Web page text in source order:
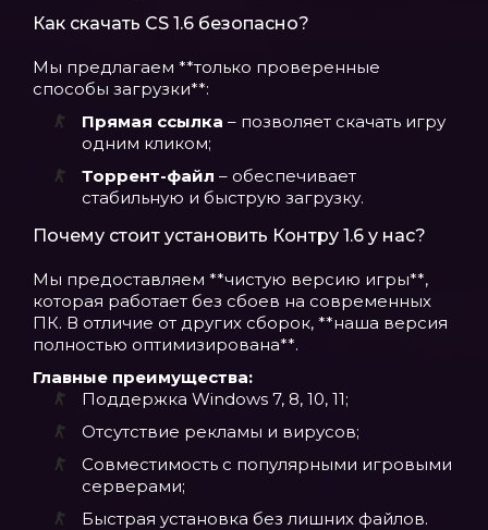
Как скачать CS 1.6 безопасно?
Мы предлагаем **только проверенные
способы загрузки**:
Прямая ссылка – позволяет скачать игру
одним кликом;
Торрент-файл – обеспечивает
стабильную и быструю загрузку.
Почему стоит установить Контру 1.6 у нас?
Мы предоставляем **чистую версию игры**,
которая работает без сбоев на современных
ПК. В отличие от других сборок, **наша версия
полностью оптимизирована**.
Главные преимущества:
Поддержка Windows 7, 8, 10, 11;
Отсутствие рекламы и вирусов;
Совместимость с популярными игровыми
серверами;
Быстрая установка без лишних файлов.